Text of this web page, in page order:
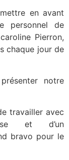
en avant
personnel de
Pierron,
chaque jour de
notre
travailler avec
et d’un
bravo pour le